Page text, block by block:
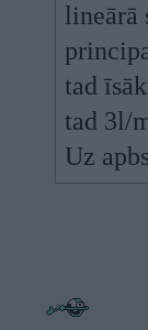
lineārā
tad
tad 3l/
Uz